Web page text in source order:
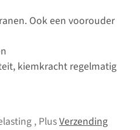
Ook een voorouder
kiemkracht regelmatig
, PlusVerzending